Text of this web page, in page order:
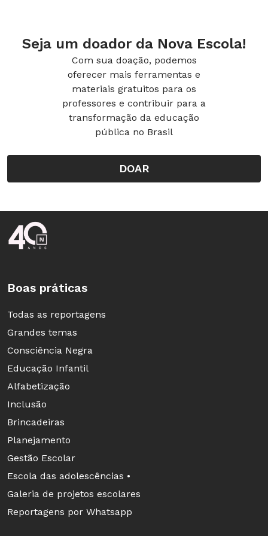
Quando era criança, vivia na aldeia e gostava
de olhar a minha avó cozinhar. Achava muito
bonito. Depois, fiz faculdade de turismo e fui
me especializando. Já viajei o Brasil todo e
Seja um doador da Nova Escola!
Com sua doação, podemos
oferecer mais ferramentas e
materiais gratuitos para os
professores e contribuir para a
transformação da educação
pública no Brasil
DOAR
Rodapé da Nova Escola
Boas práticas
Todas as reportagens
Grandes temas
Consciência Negra
Educação Infantil
Alfabetização
Inclusão
Brincadeiras
Planejamento
Gestão Escolar
Escola das adolescências •
Galeria de projetos escolares
Reportagens por Whatsapp